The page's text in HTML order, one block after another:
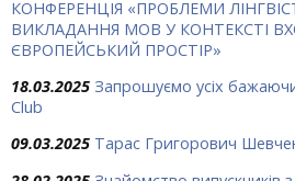
КОНФЕРЕНЦІЯ «ПРОБЛЕМИ
ВИКЛАДАННЯ МОВ У КОНТЕКСТІ
ЄВРОПЕЙСЬКИЙ ПРОСТІР»
18.03.2025 Запрошуємо усіх
Club
09.03.2025 Тарас Григорович